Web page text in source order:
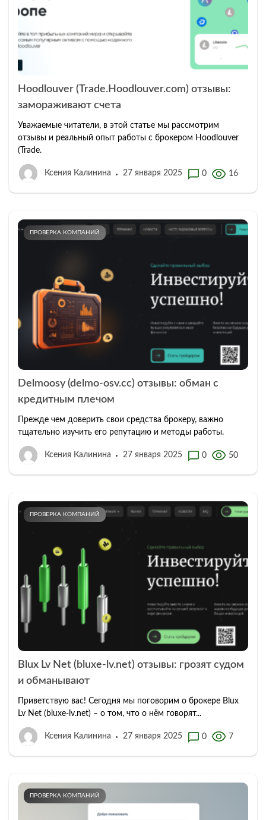
Hoodlouver (Trade.Hoodlouver.com) отзывы:
замораживают счета
Уважаемые читатели, в этой статье мы рассмотрим
отзывы и реальный опыт работы с брокером Hoodlouver
(Trade.
Ксения Калинина 27 января 2025 0 16
ПРОВЕРКА КОМПАНИЙ
Delmoosy (delmo-osv.cc) отзывы: обман с
кредитным плечом
Прежде чем доверить свои средства брокеру, важно
тщательно изучить его репутацию и методы работы.
Ксения Калинина 27 января 2025 0 50
ПРОВЕРКА КОМПАНИЙ
Blux Lv Net (bluxe-lv.net) отзывы: грозят судом
и обманывают
Приветствую вас! Сегодня мы поговорим о брокере Blux
Lv Net (bluxe-lv.net) – о том, что о нём говорят...
Ксения Калинина 27 января 2025 0 7
ПРОВЕРКА КОМПАНИЙ